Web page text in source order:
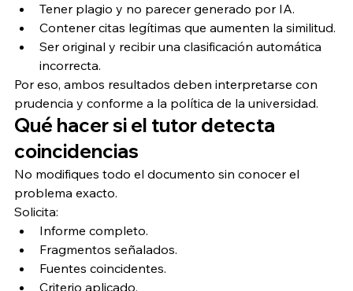
Tener plagio y no parecer generado por IA.
Contener citas legítimas que aumenten la similitud.
Ser original y recibir una clasificación automática
incorrecta.
Por eso, ambos resultados deben interpretarse con
prudencia y conforme a la política de la universidad.
Qué hacer si el tutor detecta
coincidencias
No modifiques todo el documento sin conocer el
problema exacto.
Solicita:
Informe completo.
Fragmentos señalados.
Fuentes coincidentes.
Criterio aplicado.